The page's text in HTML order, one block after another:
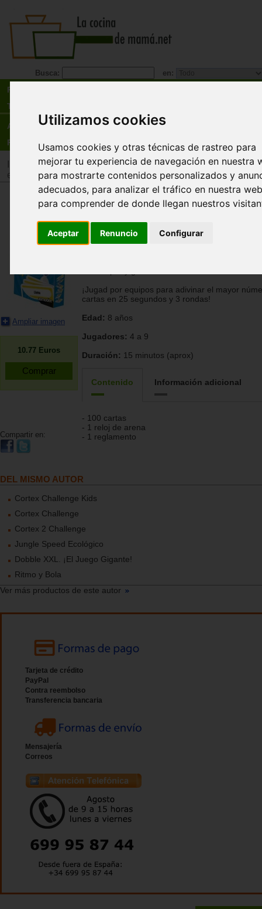
Utilizamos cookies
Usamos cookies y otras técnicas de rastreo para
mejorar tu experiencia de navegación en nuestra
para mostrarte contenidos personalizados y
adecuados, para analizar el tráfico en nuestra
para comprender de donde llegan nuestros
Aceptar Renuncio Configurar
Busca: en:
Recetas
Tienda
Actualidad
Registro
>Tienda>Juguetes infantiles>Juguetes por tipo>
estimulación intelectual y memoria
Ampliar imagen
10.77 Euros
Compartir en:
Times up! Express ¡Adivina
Asmodee
¡Jugad por equipos para adivinar el mayor
cartas en 25 segundos y 3 rondas!
Edad: 8 años
Jugadores: 4 a 9
Duración: 15 minutos (aprox)
Contenido Información adicional
- 100 cartas
- 1 reloj de arena
- 1 reglamento
DEL MISMO AUTOR
Cortex Challenge Kids
Cortex Challenge
Cortex 2 Challenge
Jungle Speed Ecológico
Dobble XXL. ¡El Juego Gigante!
Ritmo y Bola
Ver más productos de este autor
Tarjeta de crédito
PayPal
Contra reembolso
Transferencia bancaria
Mensajería
Correos